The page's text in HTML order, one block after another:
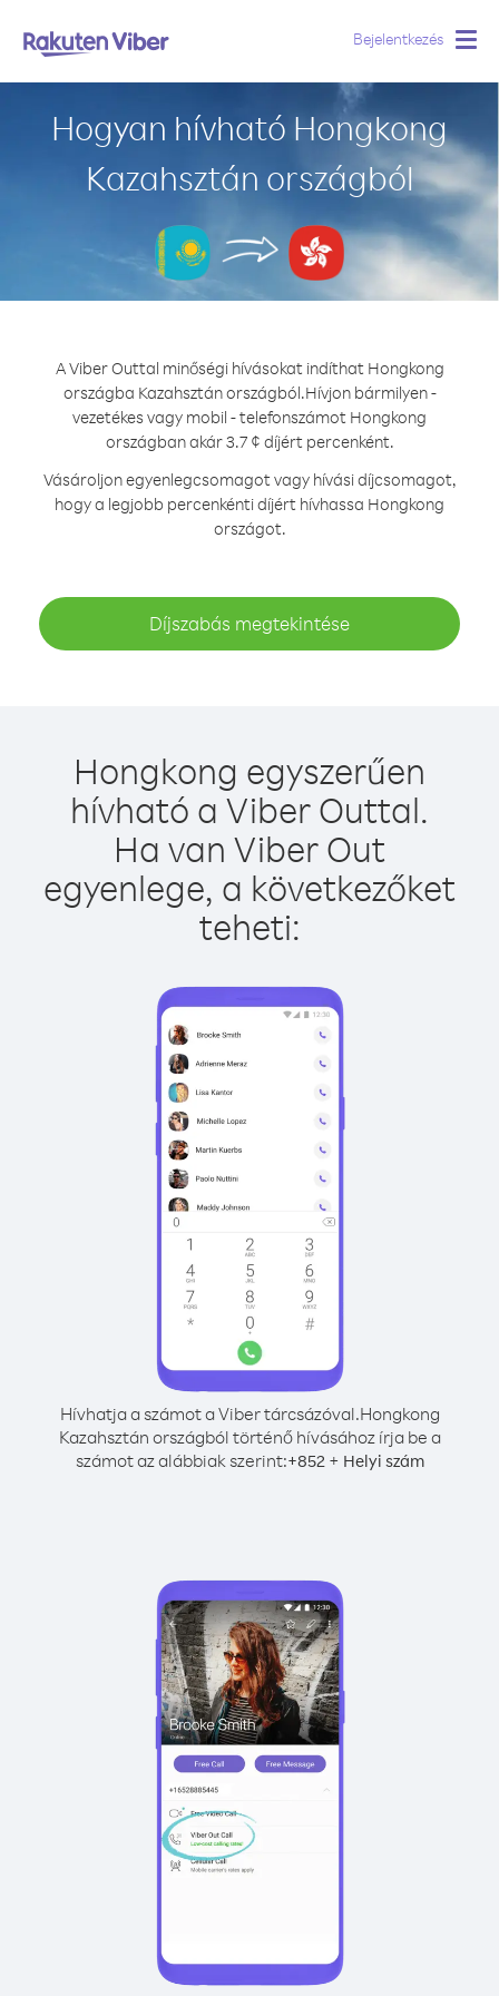
Bejelentkezés
Hogyan hívható Hongkong
Kazahsztán országból
A Viber Outtal minőségi hívásokat indíthat Hongkong
országba Kazahsztán országból.Hívjon bármilyen -
vezetékes vagy mobil - telefonszámot Hongkong
országban akár 3.7 ¢ díjért percenként.
Vásároljon egyenlegcsomagot vagy hívási díjcsomagot,
hogy a legjobb percenkénti díjért hívhassa Hongkong
országot.
Díjszabás megtekintése
Hongkong egyszerűen
hívható a Viber Outtal.
Ha van Viber Out
egyenlege, a következőket
teheti:
Hívhatja a számot a Viber tárcsázóval.Hongkong
Kazahsztán országból történő hívásához írja be a
számot az alábbiak szerint:+852+ Helyi szám